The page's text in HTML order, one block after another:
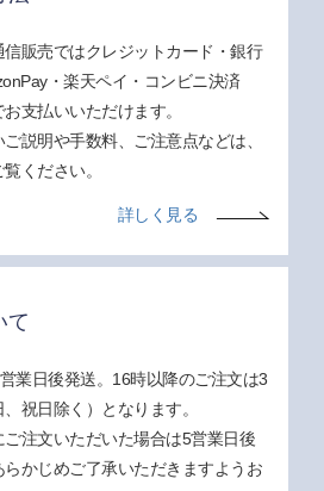
販売ではクレジットカード・銀行
・楽天ペイ・コンビニ決済
支払いいただけます。
説明や手数料、ご注意点などは、
ください。
詳しく見る
て
業日後発送。16時以降のご注文は3
祝日除く）となります。
注文いただいた場合は5営業日後
かじめご了承いただきますようお